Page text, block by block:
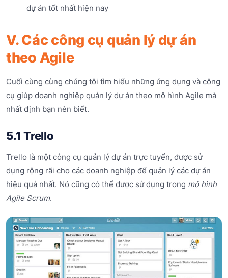
dự án tốt nhất hiện nay
V. Các công cụ quản lý dự án
theo Agile
Cuối cùng cùng chúng tôi tìm hiểu những ứng dụng và công
cụ giúp doanh nghiệp quản lý dự án theo mô hình Agile mà
nhất định bạn nên biết.
5.1 Trello
Trello là một công cụ quản lý dự án trực tuyến, được sử
dụng rộng rãi cho các doanh nghiệp để quản lý các dự án
hiệu quả nhất. Nó cũng có thể được sử dụng trong mô hình
Agile Scrum.